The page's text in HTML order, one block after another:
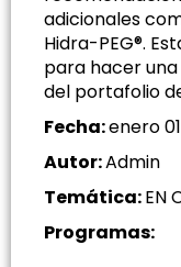
adicionales
Hidra-PEG®.
para hacer
del portafolio
Fecha:enero 01
Autor:Admin
Temática:EN
Programas: